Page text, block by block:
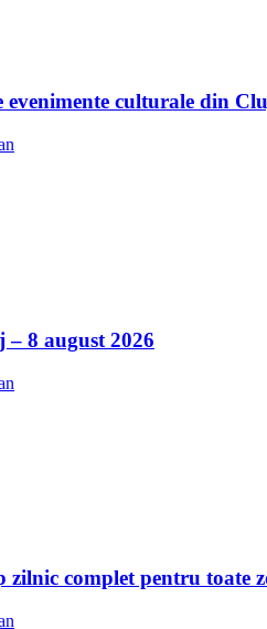
evenimente culturale din
8 august 2026
zilnic complet pentru toate